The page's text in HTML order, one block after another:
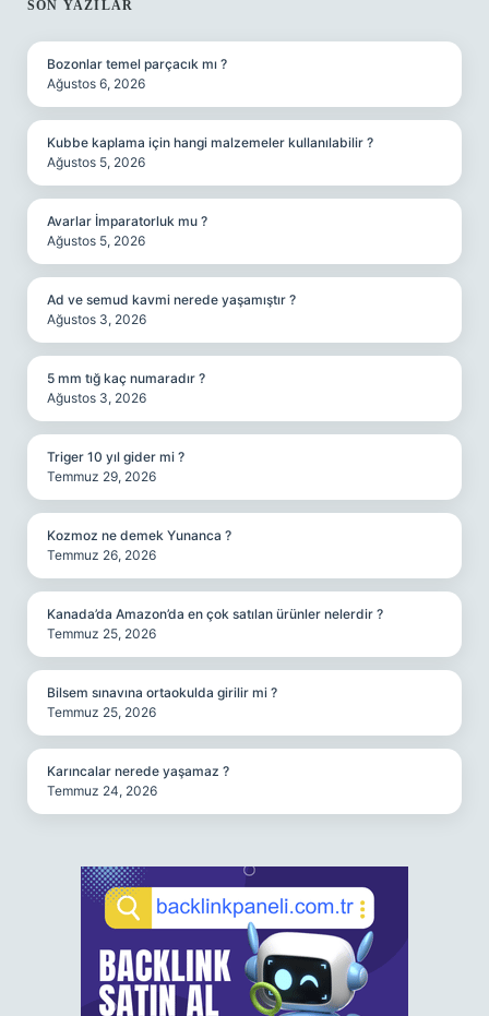
SIDEBAR
SON YAZILAR
Bozonlar temel parçacık mı ?
Ağustos 6, 2026
Kubbe kaplama için hangi malzemeler kullanılabilir ?
Ağustos 5, 2026
Avarlar İmparatorluk mu ?
Ağustos 5, 2026
Ad ve semud kavmi nerede yaşamıştır ?
Ağustos 3, 2026
5 mm tığ kaç numaradır ?
Ağustos 3, 2026
Triger 10 yıl gider mi ?
Temmuz 29, 2026
Kozmoz ne demek Yunanca ?
Temmuz 26, 2026
Kanada’da Amazon’da en çok satılan ürünler nelerdir ?
Temmuz 25, 2026
Bilsem sınavına ortaokulda girilir mi ?
Temmuz 25, 2026
Karıncalar nerede yaşamaz ?
Temmuz 24, 2026